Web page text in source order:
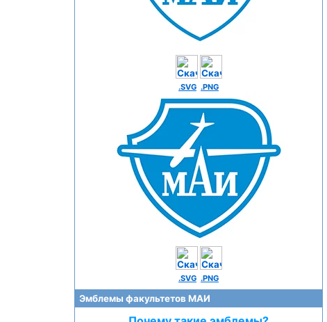
.SVG .PNG
.SVG .PNG
Эмблемы факультетов МАИ